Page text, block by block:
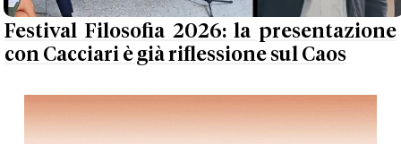
Festival Filosofia 2026: la presentazione
con Cacciari è già riflessione sul Caos